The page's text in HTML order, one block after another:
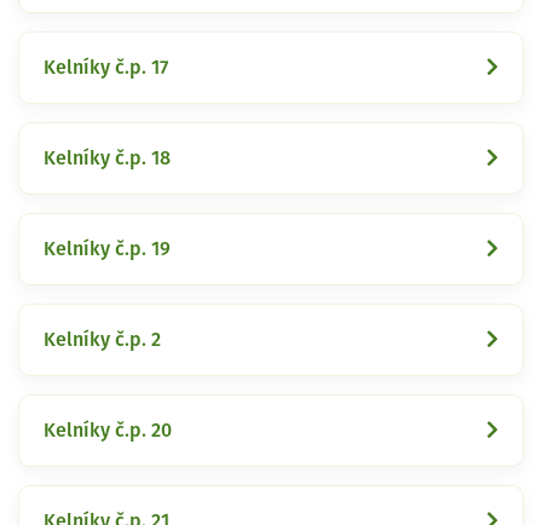
Kelníky č.p. 17
Kelníky č.p. 18
Kelníky č.p. 19
Kelníky č.p. 2
Kelníky č.p. 20
Kelníky č.p. 21